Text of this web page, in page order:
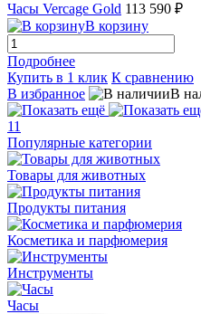
Часы Vercage Gold 113 590 ₽
В корзину
Подробнее
Купить в 1 клик К сравнению
В избранное
В
11
Популярные категории
Товары для животных
Продукты питания
Косметика и парфюмерия
Инструменты
Часы